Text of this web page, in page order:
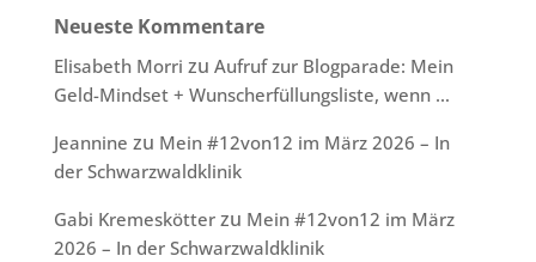
Neueste Kommentare
Elisabeth Morri zu Aufruf zur Blogparade: Mein
Geld-Mindset + Wunscherfüllungsliste, wenn …
Jeannine zu Mein #12von12 im März 2026 – In
der Schwarzwaldklinik
Gabi Kremeskötterzu Mein #12von12 im März
2026 – In der Schwarzwaldklinik